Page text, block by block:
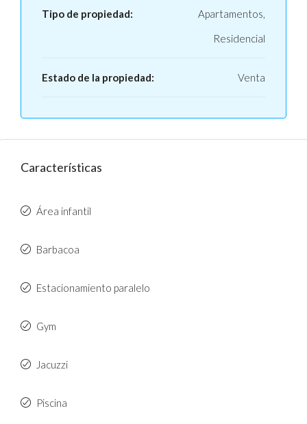
Tipo de propiedad:
Apartamentos,
Residencial
Estado de la propiedad: Venta
Características
Área infantil
Barbacoa
Estacionamiento paralelo
Gym
Jacuzzi
Piscina